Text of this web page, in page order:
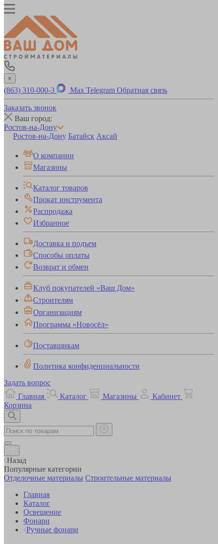
×
(863) 310-000-3 Max Telegram Обратная связь
Заказать звонок
Ваш город:
Ростов-на-Дону
Ростов-на-Дону Батайск Аксай
О компании
Магазины
Каталог товаров
Прокат инструмента
Распродажа
Избранное
Доставка и подъем
Способы оплаты
Возврат и обмен
Клуб покупателей «Ваш Дом»
Строителям
Организациям
Программа «Новосёл»
Поставщикам
Политика конфиденциальности
Задать вопрос
Главная
Каталог Магазины
Кабинет
Корзина
Назад
Популярные категории
Отделочные материалы Строительные материалы
Главная
Каталог
Освещение
Фонари
Ручные фонари